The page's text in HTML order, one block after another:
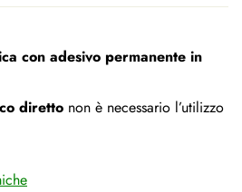
con adesivo permanente in
diretto non è necessario l’utilizzo